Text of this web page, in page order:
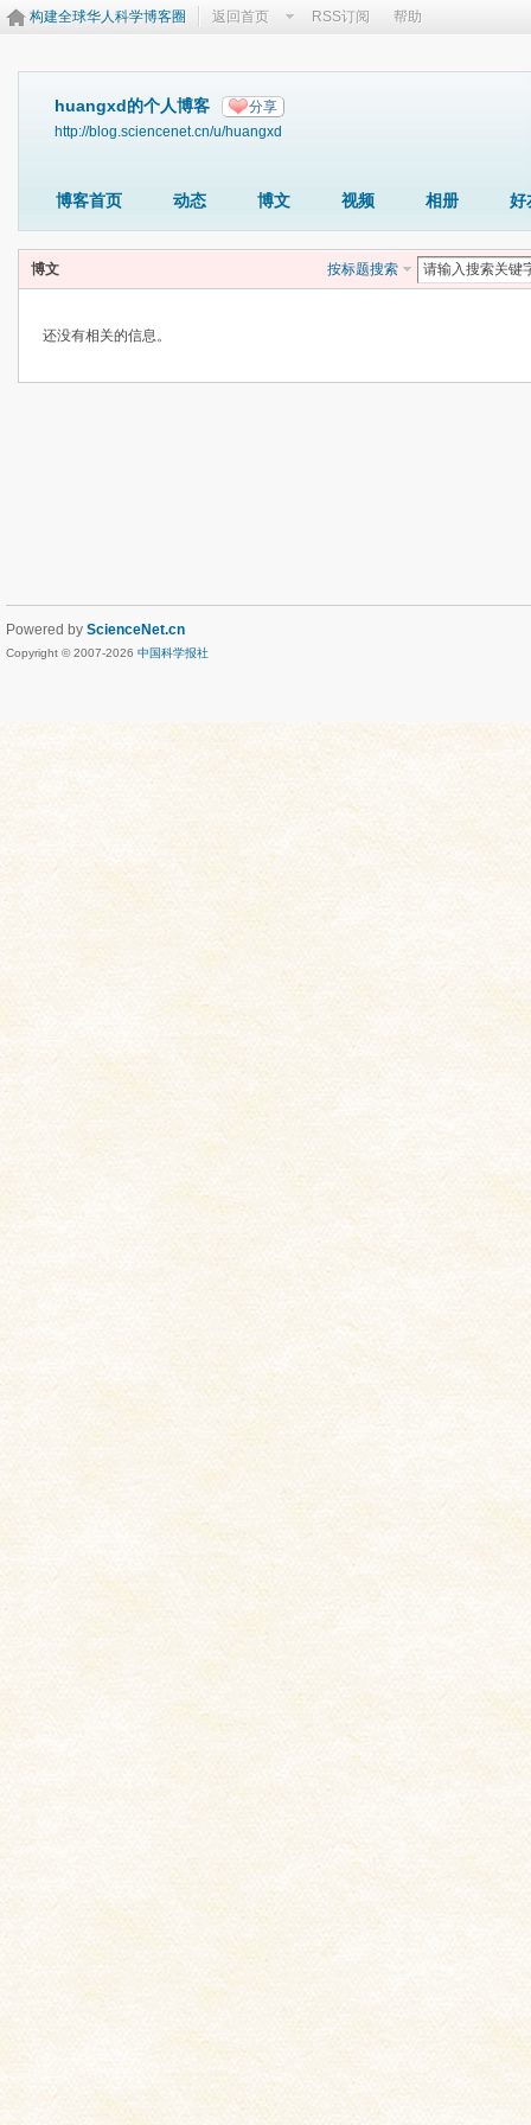
构建全球华人科学博客圈 返回首页 RSS订阅 帮助
huangxd的个人博客 分享
http://blog.sciencenet.cn/u/huangxd
博客首页 动态 博文 视频 相册 好
博文 按标题搜索
还没有相关的信息。
Powered by ScienceNet.cn
Copyright © 2007-2026 中国科学报社